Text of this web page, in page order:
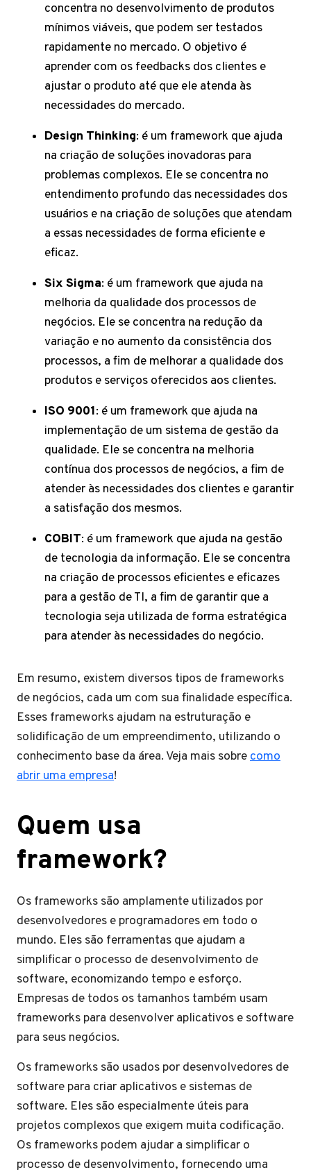
concentra no desenvolvimento de produtos
mínimos viáveis, que podem ser testados
rapidamente no mercado. O objetivo é
aprender com os feedbacks dos clientes e
ajustar o produto até que ele atenda às
necessidades do mercado.
Design Thinking: é um framework que ajuda
na criação de soluções inovadoras para
problemas complexos. Ele se concentra no
entendimento profundo das necessidades dos
usuários e na criação de soluções que atendam
a essas necessidades de forma eficiente e
eficaz.
Six Sigma: é um framework que ajuda na
melhoria da qualidade dos processos de
negócios. Ele se concentra na redução da
variação e no aumento da consistência dos
processos, a fim de melhorar a qualidade dos
produtos e serviços oferecidos aos clientes.
ISO 9001: é um framework que ajuda na
implementação de um sistema de gestão da
qualidade. Ele se concentra na melhoria
contínua dos processos de negócios, a fim de
atender às necessidades dos clientes e garantir
a satisfação dos mesmos.
COBIT: é um framework que ajuda na gestão
de tecnologia da informação. Ele se concentra
na criação de processos eficientes e eficazes
para a gestão de TI, a fim de garantir que a
tecnologia seja utilizada de forma estratégica
para atender às necessidades do negócio.
Em resumo, existem diversos tipos de frameworks
de negócios, cada um com sua finalidade específica.
Esses frameworks ajudam na estruturação e
solidificação de um empreendimento, utilizando o
conhecimento base da área. Veja mais sobrecomo
abrir uma empresa!
Quem usa
framework?
Os frameworks são amplamente utilizados por
desenvolvedores e programadores em todo o
mundo. Eles são ferramentas que ajudam a
simplificar o processo de desenvolvimento de
software, economizando tempo e esforço.
Empresas de todos os tamanhos também usam
frameworks para desenvolver aplicativos e software
para seus negócios.
Os frameworks são usados ​​por desenvolvedores de
software para criar aplicativos e sistemas de
software. Eles são especialmente úteis para
projetos complexos que exigem muita codificação.
Os frameworks podem ajudar a simplificar o
processo de desenvolvimento, fornecendo uma